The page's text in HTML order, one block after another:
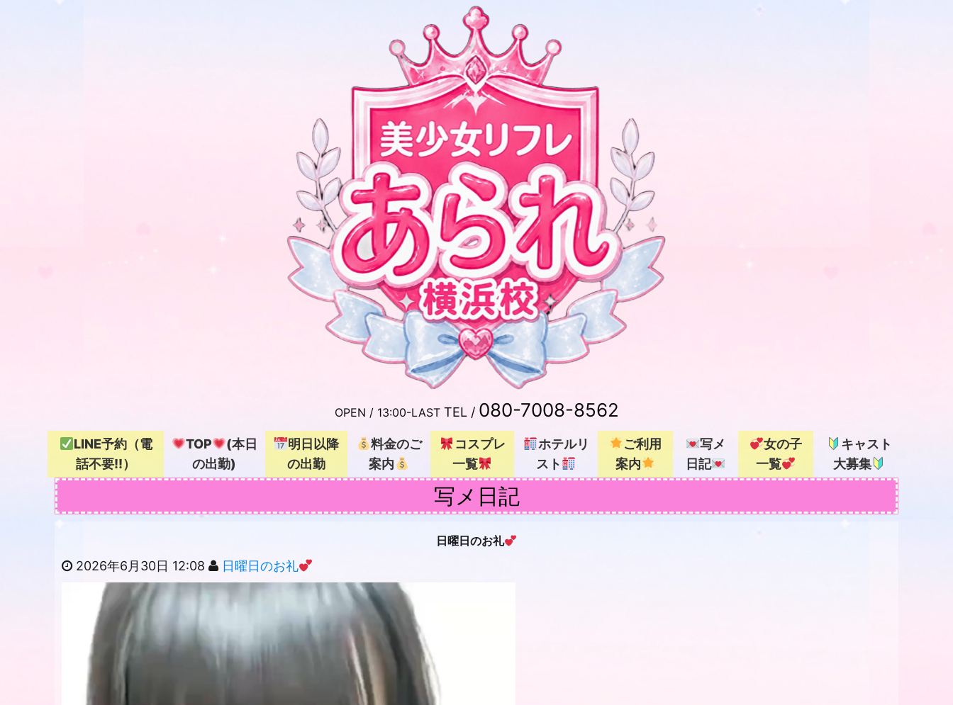
OPEN / 13:00-LAST TEL / 080-7008-8562
LINE予約（電
話不要!!）
TOP
(本日
の出勤)
明日以降
の出勤
料金のご
案内
コスプレ
一覧
ホテルリ
スト
ご利用
案内
写メ
日記
女の子
一覧
キャスト
大募集
写メ日記
日曜日のお礼
2026年6月30日 12:08
日曜日のお礼